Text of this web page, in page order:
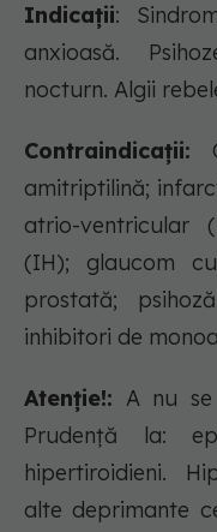
Indicații:
anxioasă.
nocturn. Algii
Contraindicații:
amitriptilină;
atrio-ventricular
(IH); glaucom
prostată;
inhibitori de
Atenție!: A nu se
Prudenţă la:
hipertiroidieni.
alte deprimante